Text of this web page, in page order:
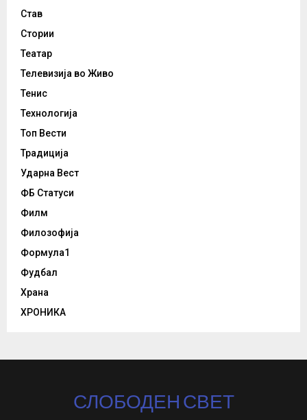
Став
Стории
Театар
Телевизија во Живо
Тенис
Технологија
Топ Вести
Традиција
Ударна Вест
ФБ Статуси
Филм
Филозофија
Формула1
Фудбал
Храна
ХРОНИКА
СЛОБОДЕН СВЕТ